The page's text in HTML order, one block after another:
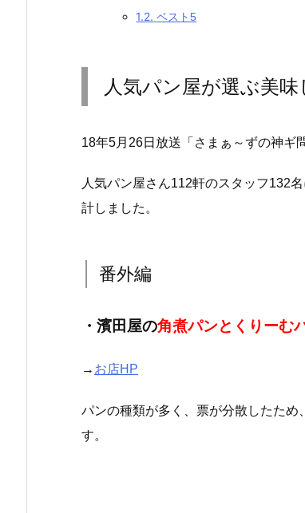
1.2. ベスト5
人気パン屋が選ぶ美
18年5月26日放送「さまぁ～ずの神ギ
人気パン屋さん112軒のスタッフ132
計しました。
番外編
・濱田屋の角煮パンとくりーむ
→ お店HP
パンの種類が多く、票が分散したた
す。